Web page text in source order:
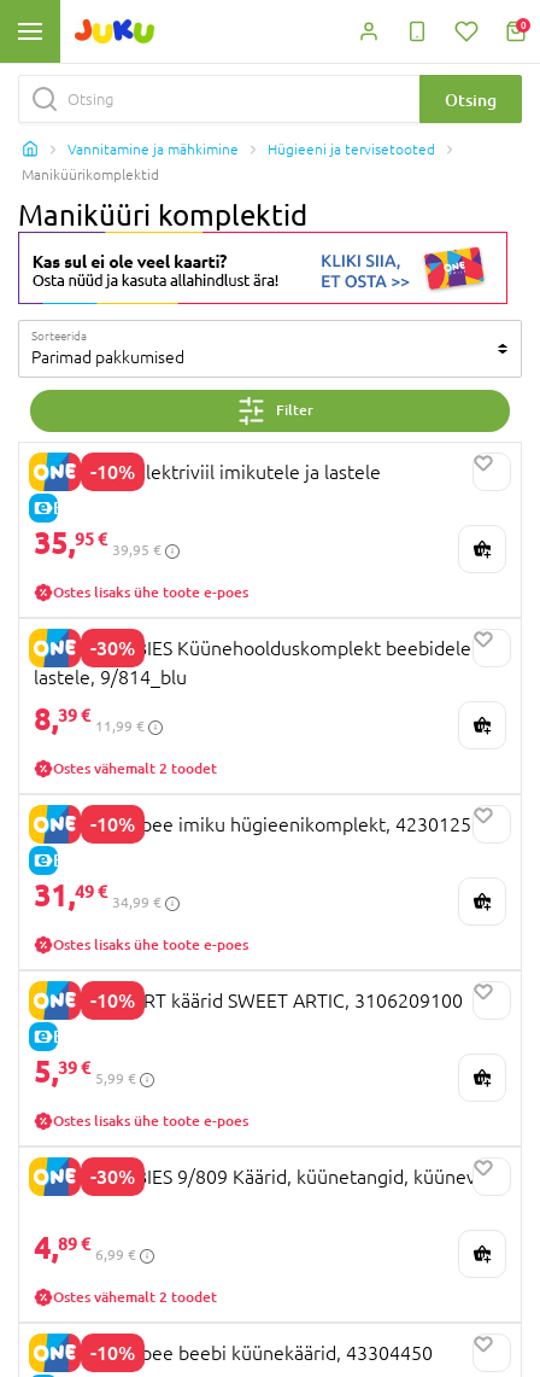
0
Otsing
Vannitamine ja mähkimine
Hügieeni ja tervisetooted
Maniküürikomplektid
Maniküüri komplektid
Sorteerida
Parimad pakkumised
Filter
-10%
E-HIND
MOMCOZY elektriviil imikutele ja lastele
35,95 €
39,95 €
Ostes lisaks ühe toote e-poes
-30%
CANPOL BABIES Küünehoolduskomplekt beebidele ja
lastele, 9/814_blu
8,39 €
11,99 €
Ostes vähemalt 2 toodet
-10%
E-HIND
Tommee Tippee imiku hügieenikomplekt, 42301250
31,49 €
34,99 €
Ostes lisaks ühe toote e-poes
-10%
E-HIND
BEBECONFORT käärid SWEET ARTIC, 3106209100
5,39 €
5,99 €
Ostes lisaks ühe toote e-poes
-30%
CANPOL BABIES 9/809 Käärid, küünetangid, küüneviil
4,89 €
6,99 €
Ostes vähemalt 2 toodet
-10%
Tommee Tippee beebi küünekäärid, 43304450